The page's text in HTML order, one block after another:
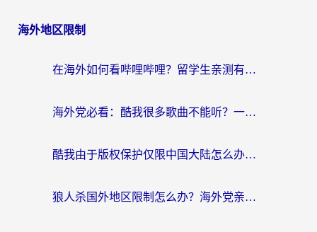
海外地区限制
在海外如何看哔哩哔哩？留学生亲测有效的回国加速指南
海外党必看：酷我很多歌曲不能听？一招解决优酷版权限制+B站地域问题！
酷我由于版权保护仅限中国大陆怎么办？海外党亲测有效的解锁指南
狼人杀国外地区限制怎么办？海外党亲测有效的全场景回国加速指南